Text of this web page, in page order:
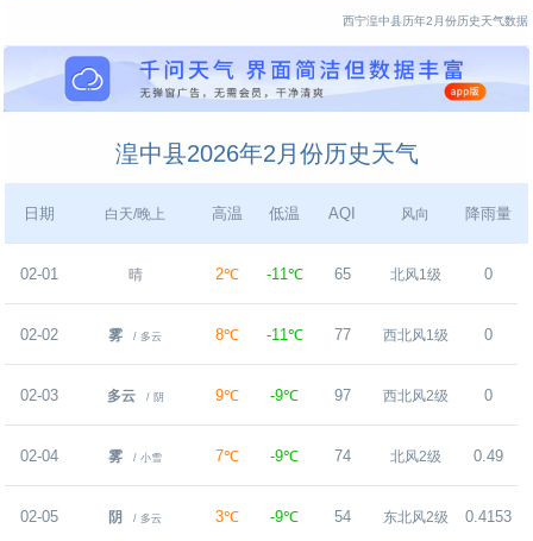
西宁湟中县历年2月份历史天气数据
湟中县2026年2月份历史天气
日期 白天/晚上 高温 低温 AQI 风向 降雨量
02-01 晴 2℃ -11℃ 65 北风1级 0
02-02 雾 / 多云 8℃ -11℃ 77 西北风1级 0
02-03 多云 / 阴 9℃ -9℃ 97 西北风2级 0
02-04 雾 / 小雪 7℃ -9℃ 74 北风2级 0.49
02-05 阴 / 多云 3℃ -9℃ 54 东北风2级 0.4153